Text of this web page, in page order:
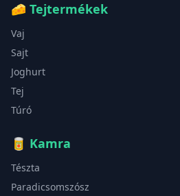
🧀 Tejtermékek
Vaj
Sajt
Joghurt
Tej
Túró
🥫 Kamra
Tészta
Paradicsomszósz